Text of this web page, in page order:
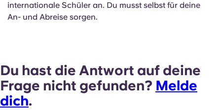
internationale Schüler an. Du musst selbst für deine
An- und Abreise sorgen.
Du hast die Antwort auf deine
Frage nicht gefunden? Melde
dich.